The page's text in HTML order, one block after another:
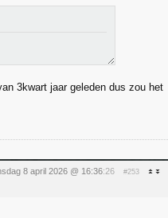
3kwart jaar geleden dus zou het
8 april 2026 @ 16:36:26 #253